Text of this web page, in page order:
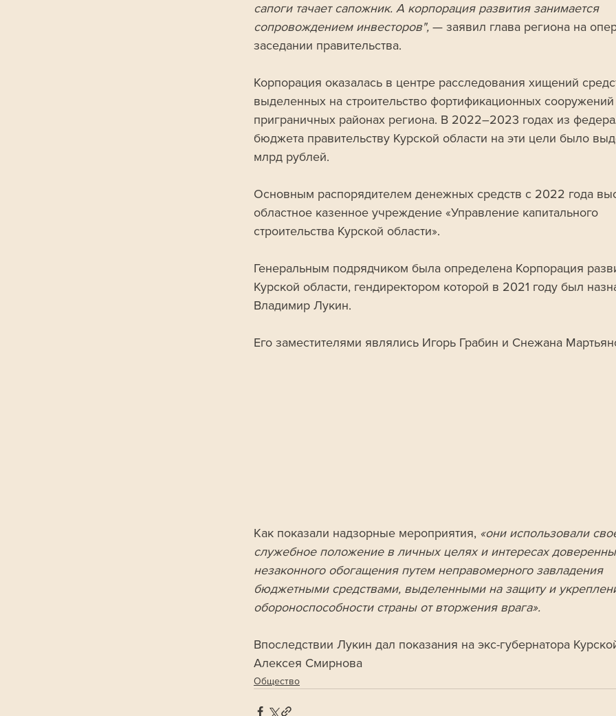
сапоги тачает сапожник. А корпорация развития занимается
сопровождением инвесторов", — заявил глава региона на
заседании правительства.
Корпорация оказалась в центре расследования хищений
выделенных на строительство фортификационных сооружений
приграничных районах региона. В 2022–2023 годах из
бюджета правительству Курской области на эти цели было
млрд рублей.
Основным распорядителем денежных средств с 2022 года
областное казенное учреждение «Управление капитального
строительства Курской области».
Генеральным подрядчиком была определена Корпорация
Курской области, гендиректором которой в 2021 году был
Владимир Лукин.
Его заместителями являлись Игорь Грабин и Снежана
Как показали надзорные мероприятия, «они использовали
служебное положение в личных целях и интересах
незаконного обогащения путем неправомерного завладения
бюджетными средствами, выделенными на защиту и
обороноспособности страны от вторжения врага».
Впоследствии Лукин дал показания на экс-губернатора
Алексея Смирнова
Общество